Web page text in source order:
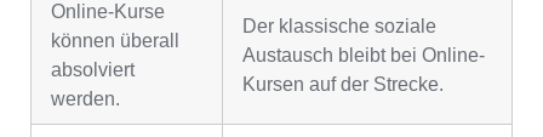
Online-Kurse
können überall
absolviert
werden.
Der klassische soziale
Austausch bleibt bei Online-
Kursen auf der Strecke.